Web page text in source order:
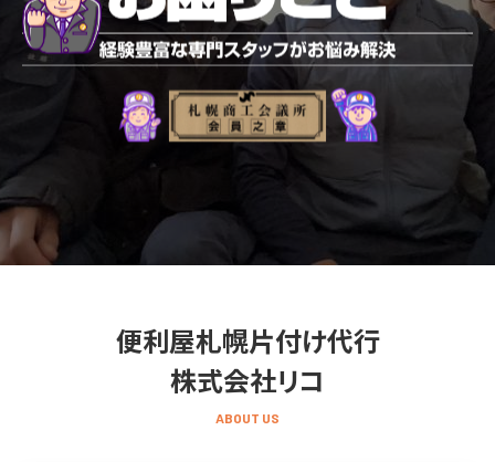
便利屋札幌片付け代行
株式会社リコ
ABOUT US